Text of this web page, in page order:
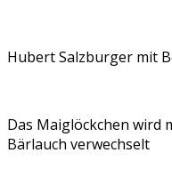
Hubert Salzburger mit
Das Maiglöckchen wird
Bärlauch verwechselt